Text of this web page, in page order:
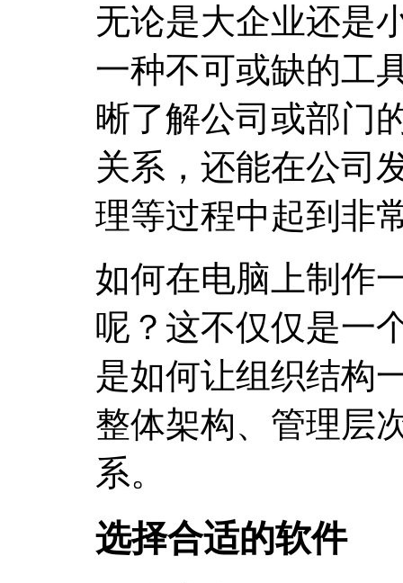
无论是大企业还是
一种不可或缺的工
晰了解公司或部门
关系，还能在公司
理等过程中起到非
如何在电脑上制作
呢？这不仅仅是一
是如何让组织结构
整体架构、管理层
系。
选择合适的软件